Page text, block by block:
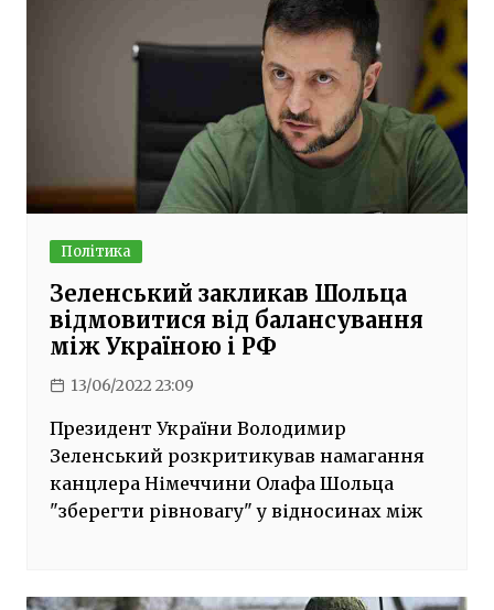
Політика
Зеленський закликав Шольца
відмовитися від балансування
між Україною і РФ
13/06/2022 23:09
Президент України Володимир
Зеленський розкритикував намагання
канцлера Німеччини Олафа Шольца
"зберегти рівновагу" у відносинах між